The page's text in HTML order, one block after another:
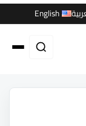
English